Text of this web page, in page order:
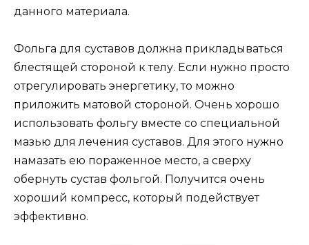
данного материала.
Фольга для суставов должна прикладываться
блестящей стороной к телу. Если нужно просто
отрегулировать энергетику, то можно
приложить матовой стороной. Очень хорошо
использовать фольгу вместе со специальной
мазью для лечения суставов. Для этого нужно
намазать ею пораженное место, а сверху
обернуть сустав фольгой. Получится очень
хороший компресс, который подействует
эффективно.